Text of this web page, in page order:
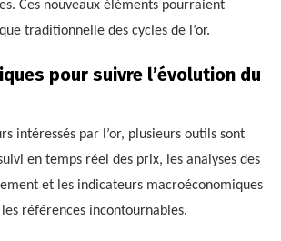
Ces nouveaux éléments pourraient
traditionnelle des cycles de l’or.
pour suivre l’évolution du
intéressés par l’or, plusieurs outils sont
en temps réel des prix, les analyses des
et les indicateurs macroéconomiques
références incontournables.